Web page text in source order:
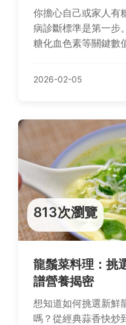
你擔心自己或家人有
病診斷標準是第一步
糖化血色素等關鍵數
2026-02-05
813次瀏覽
龍鬚菜料理：挑
譜營養揭密
想知道如何挑選新鮮
嗎？從經典蒜香快炒